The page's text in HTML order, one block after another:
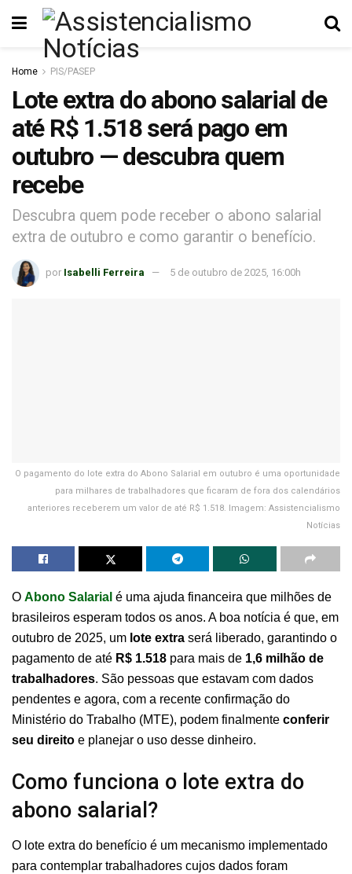
Home PIS/PASEP
Lote extra do abono salarial de
até R$ 1.518 será pago em
outubro — descubra quem
recebe
Descubra quem pode receber o abono salarial
extra de outubro e como garantir o benefício.
por Isabelli Ferreira 5 de outubro de 2025, 16:00h
O pagamento do lote extra do Abono Salarial em outubro é uma oportunidade
para milhares de trabalhadores que ficaram de fora dos calendários
anteriores receberem um valor de até R$ 1.518. Imagem: Assistencialismo
Notícias
O Abono Salarial é uma ajuda financeira que milhões de
brasileiros esperam todos os anos. A boa notícia é que, em
outubro de 2025, um lote extra será liberado, garantindo o
pagamento de até R$ 1.518 para mais de 1,6 milhão de
trabalhadores. São pessoas que estavam com dados
pendentes e agora, com a recente confirmação do
Ministério do Trabalho (MTE), podem finalmente conferir
seu direito e planejar o uso desse dinheiro.
Como funciona o lote extra do
abono salarial?
O lote extra do benefício é um mecanismo implementado
para contemplar trabalhadores cujos dados foram